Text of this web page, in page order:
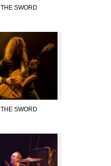
THE SWORD
THE SWORD